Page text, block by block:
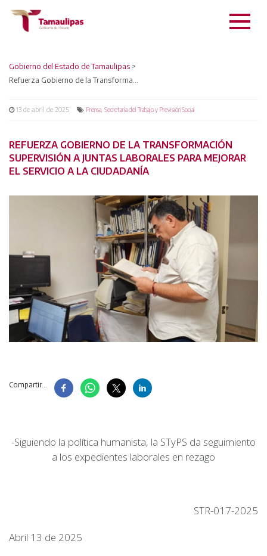
Gobierno del Estado de Tamaulipas >
13 de abril de 2025 Prensa Secretaría del Trabajo y Previsión Social
REFUERZA GOBIERNO DE LA TRANSFORMACIÓN
SUPERVISIÓN A JUNTAS LABORALES PARA MEJORAR
EL SERVICIO A LA CIUDADANÍA
Compartir...
-Siguiendo la política humanista, la STyPS da seguimiento
a los expedientes laborales en rezago
STR-017-2025
Abril 13 de 2025